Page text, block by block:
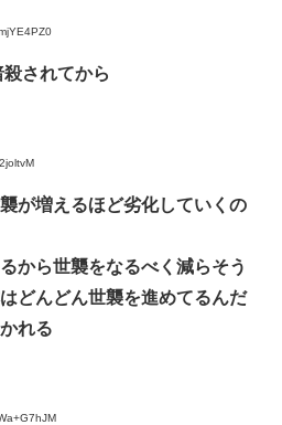
されてから
が増えるほど劣化していくの
から世襲をなるべく減らそう
どんどん世襲を進めてるんだ
れる